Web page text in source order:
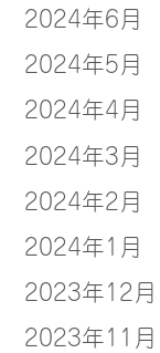
2024年6月
2024年5月
2024年4月
2024年3月
2024年2月
2024年1月
2023年12月
2023年11月